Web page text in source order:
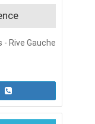
- Rive Gauche
01.85.73.66.13